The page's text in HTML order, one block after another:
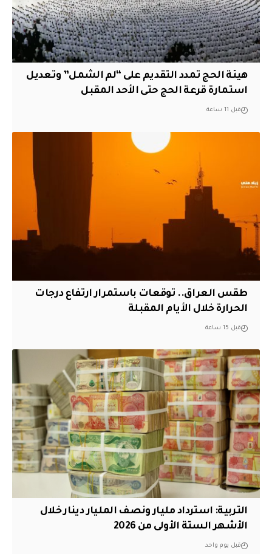
هيئة الحج تمدد التقديم على “لم الشمل” وتعديل
استمارة قرعة الحج حتى الأحد المقبل
قبل 11 ساعة
طقس العراق.. توقعات باستمرار ارتفاع درجات
الحرارة خلال الأيام المقبلة
قبل 15 ساعة
التربية: استرداد مليار ونصف المليار دينار خلال
الأشهر الستة الأولى من 2026
قبل يوم واحد